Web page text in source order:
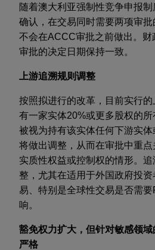
随着澳大利亚强制性竞争申报
确认，在交易同时需要两项审批
不会在ACCC审批之前做出。
审批的决定日期保持一致。
上游追溯规则调整
按照拟进行的改革，目前实行
有一家实体20%或更多股权的
被视为持有该实体任何下游实体
将做出调整，从而在审批中重
实质性权益或控制权的情形。
整，尤其在适用于外国政府投
易、特别是全球性交易是否需要
响。
豁免权力扩大，但针对敏感领
严格